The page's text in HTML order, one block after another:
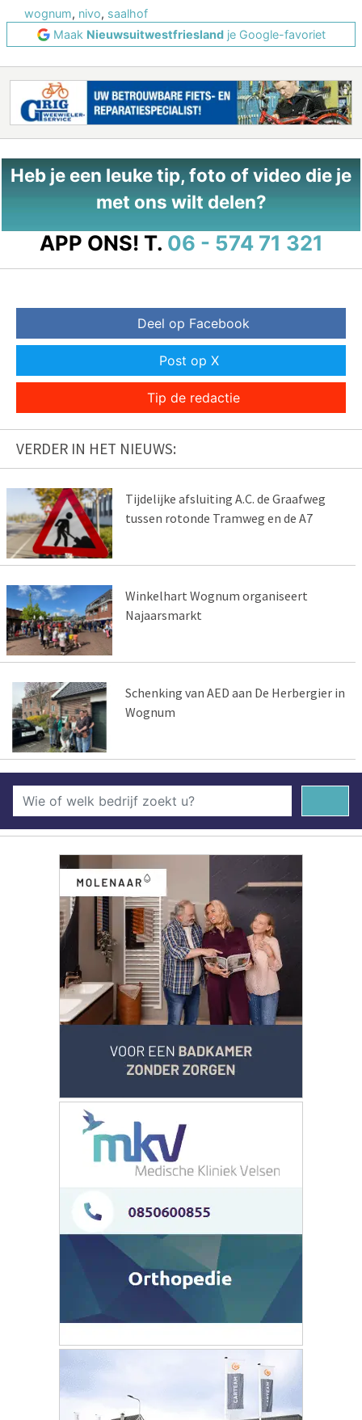
wognum, nivo, saalhof
Maak Nieuwsuitwestfrieslandje Google-favoriet
Heb je een leuke tip, foto of video die je
met ons wilt delen?
APP ONS! T. 06 - 574 71 321
Deel op Facebook
Post op X
Tip de redactie
VERDER IN HET NIEUWS:
Tijdelijke afsluiting A.C. de Graafweg
tussen rotonde Tramweg en de A7
Winkelhart Wognum organiseert
Najaarsmarkt
Schenking van AED aan De Herbergier in
Wognum